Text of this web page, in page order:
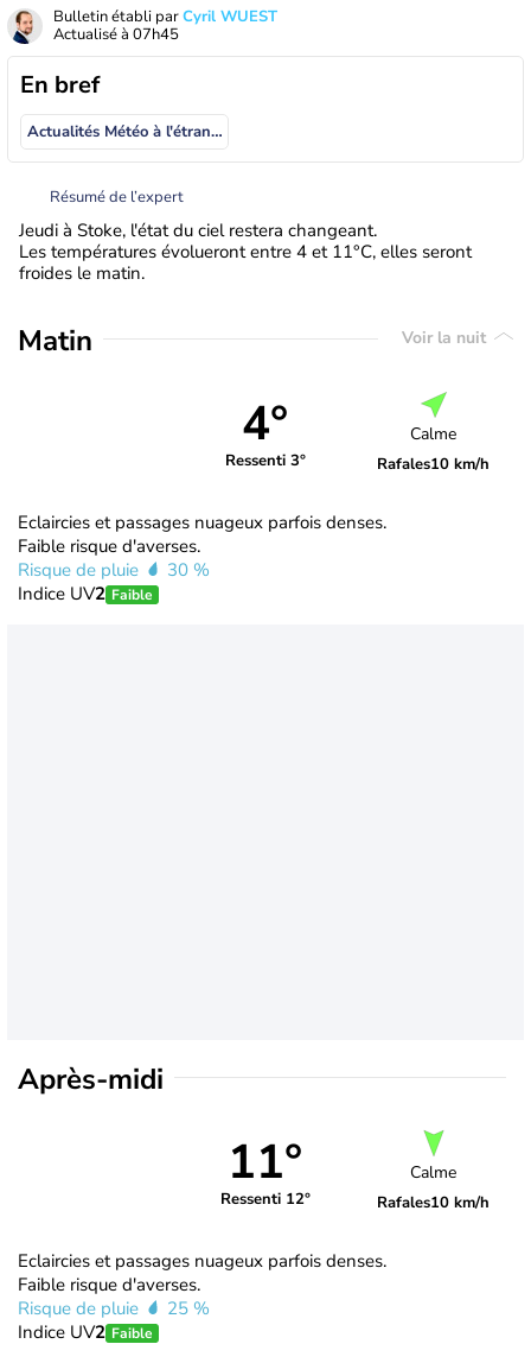
Bulletin établi parCyril WUEST
Actualisé à 07h45
En bref
Actualités Météo à l'étranger
Résumé de l’expert
Jeudi à Stoke, l'état du ciel restera changeant.
Les températures évolueront entre 4 et 11°C, elles seront
froides le matin.
Matin Voir la nuit
4°
Ressenti 3°
Calme
Rafales10 km/h
Eclaircies et passages nuageux parfois denses.
Faible risque d'averses.
Risque de pluie
30 %
Indice UV2 Faible
Après-midi
11°
Ressenti 12°
Calme
Rafales10 km/h
Eclaircies et passages nuageux parfois denses.
Faible risque d'averses.
Risque de pluie
25 %
Indice UV2 Faible